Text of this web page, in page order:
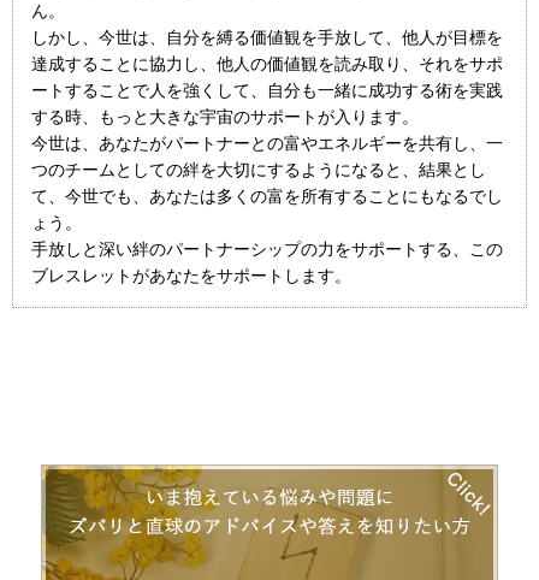
ん。
しかし、今世は、自分を縛る価値観を手放して、他人が目標を
達成することに協力し、他人の価値観を読み取り、それをサポ
ートすることで人を強くして、自分も一緒に成功する術を実践
する時、もっと大きな宇宙のサポートが入ります。
今世は、あなたがパートナーとの富やエネルギーを共有し、一
つのチームとしての絆を大切にするようになると、結果とし
て、今世でも、あなたは多くの富を所有することにもなるでし
ょう。
手放しと深い絆のパートナーシップの力をサポートする、この
ブレスレットがあなたをサポートします。